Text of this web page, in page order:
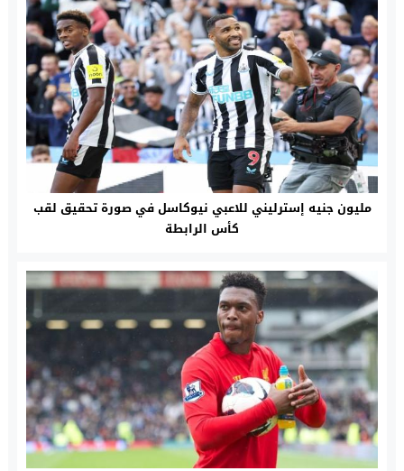
مليون جنيه إسترليني للاعبي نيوكاسل في صورة تحقيق لقب
كأس الرابطة